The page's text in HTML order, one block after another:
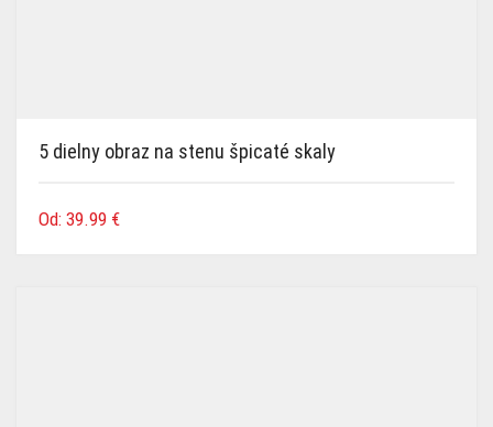
5 dielny obraz na stenu špicaté skaly
Od: 39.99 €